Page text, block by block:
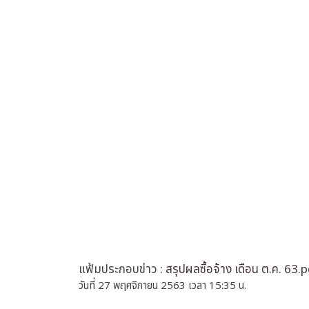
แฟ้มประกอบข่าว : สรุปผลซื้อจ้าง เดือน ต.ค.
วันที่ 27 พฤศจิกายน 2563 เวลา 15:35 น.